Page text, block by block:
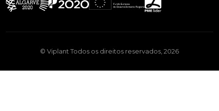
© Viplant Todos os direitos reservados, 2026